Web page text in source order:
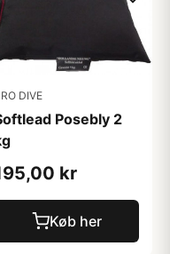
DIVE
Posebly 2
kr
Køb her